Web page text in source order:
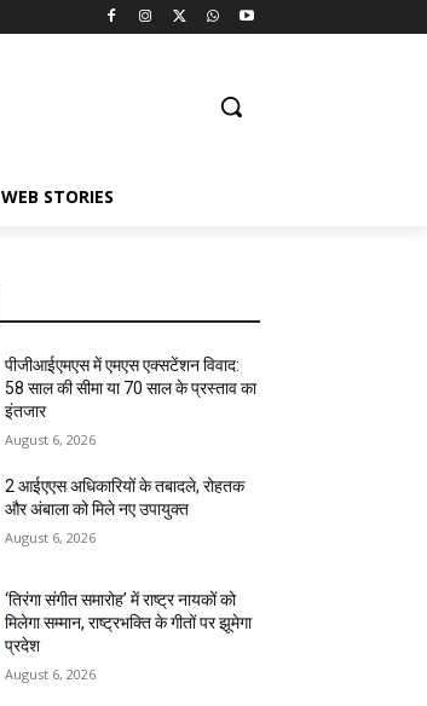
WEB STORIES
पीजीआईएमएस में एमएस एक्सटेंशन विवाद:
58 साल की सीमा या 70 साल के प्रस्ताव का
इंतजार
August 6, 2026
2 आईएएस अधिकारियों के तबादले, रोहतक
और अंबाला को मिले नए उपायुक्त
August 6, 2026
‘तिरंगा संगीत समारोह’ में राष्ट्र नायकों को
मिलेगा सम्मान, राष्ट्रभक्ति के गीतों पर झूमेगा
प्रदेश
August 6, 2026